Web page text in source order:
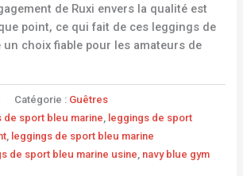
de Ruxi envers la qualité est
point, ce qui fait de ces leggings de
choix fiable pour les amateurs de
Catégorie : Guêtres
de sport bleu marine
leggings de sport
leggings de sport bleu marine
de sport bleu marine usine navy blue gym